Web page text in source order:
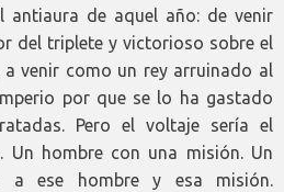
antiaura de aquel año: de venir
del triplete y victorioso sobre el
a venir como un rey arruinado al
por que se lo ha gastado
Pero el voltaje sería el
hombre con una misión. Un
a ese hombre y esa misión.